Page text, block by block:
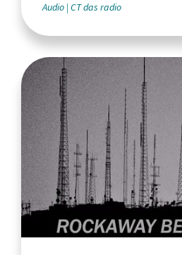
Audio CT das radio